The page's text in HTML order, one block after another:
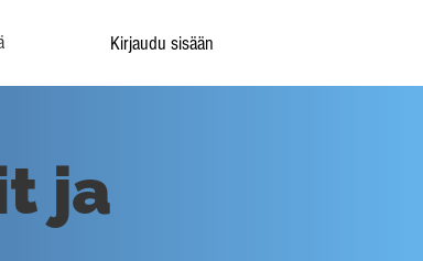
Kirjaudu sisään
ja